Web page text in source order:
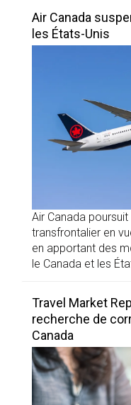
Air Canada
les États-Unis
Air Canada
transfrontalier en
en apportant des
le Canada et les
Travel Market
recherche de
Canada